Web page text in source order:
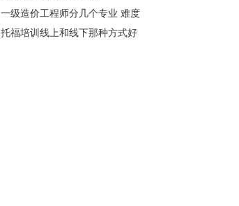
一级造价工程师分几个专业 难度
托福培训线上和线下那种方式好